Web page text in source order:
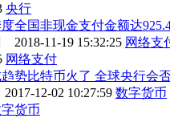
央行
全国非现金支付金额达
2018-11-19 15:32:25 网络支
网络支付
势比特币火了 全球央行会
2017-12-02 10:27:59 数字货币
货币